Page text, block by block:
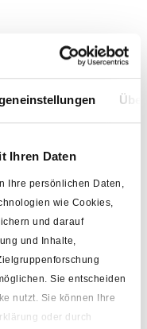
Ihren Daten
Ihre persönlichen Daten,
wie Cookies,
und darauf
und Inhalte,
Sie entscheiden
nutzt. Sie können Ihre
oder durch